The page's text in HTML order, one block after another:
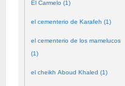
El Carmelo (1)
el cementerio de Karafeh (1)
el cementerio de los mamelucos
(1)
el cheikh Aboud Khaled (1)